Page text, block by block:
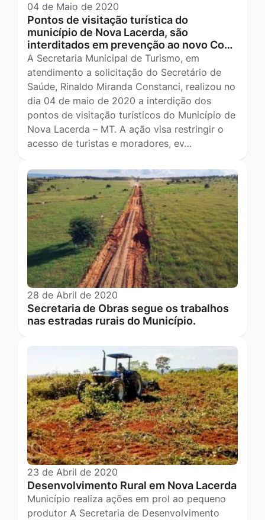
04 de Maio de 2020
Pontos de visitação turística do
município de Nova Lacerda, são
interditados em prevenção ao novo Co…
A Secretaria Municipal de Turismo, em
atendimento a solicitação do Secretário de
Saúde, Rinaldo Miranda Constanci, realizou no
dia 04 de maio de 2020 a interdição dos
pontos de visitação turísticos do Município de
Nova Lacerda – MT. A ação visa restringir o
acesso de turistas e moradores, ev…
28 de Abril de 2020
Secretaria de Obras segue os trabalhos
nas estradas rurais do Município.
23 de Abril de 2020
Desenvolvimento Rural em Nova Lacerda
Município realiza ações em prol ao pequeno
produtor A Secretaria de Desenvolvimento